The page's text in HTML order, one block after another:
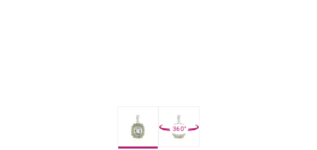
360°